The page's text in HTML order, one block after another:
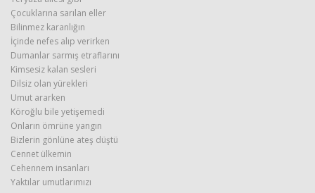
Çocuklarına sarılan eller
Bilinmez karanlığın
İçinde nefes alıp verirken
Dumanlar sarmış etraflarını
Kimsesiz kalan sesleri
Dilsiz olan yürekleri
Umut ararken
Köroğlu bile yetişemedi
Onların ömrüne yangın
Bizlerin gönlüne ateş düştü
Cennet ülkemin
Cehennem insanları
Yaktılar umutlarımızı